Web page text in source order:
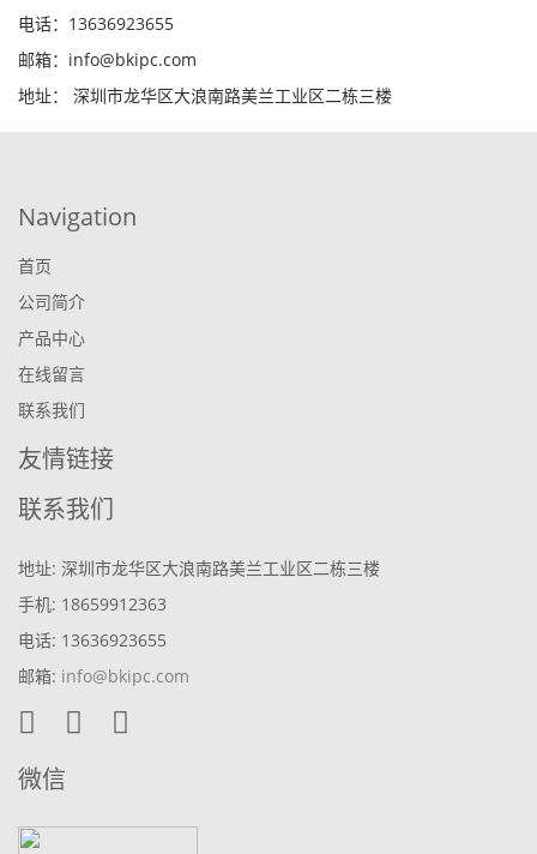
电话：13636923655
邮箱：info@bkipc.com
地址： 深圳市龙华区大浪南路美兰工业区二栋三楼
Navigation
首页
公司简介
产品中心
在线留言
联系我们
友情链接
联系我们
地址: 深圳市龙华区大浪南路美兰工业区二栋三楼
手机: 18659912363
电话: 13636923655
邮箱: info@bkipc.com
微信